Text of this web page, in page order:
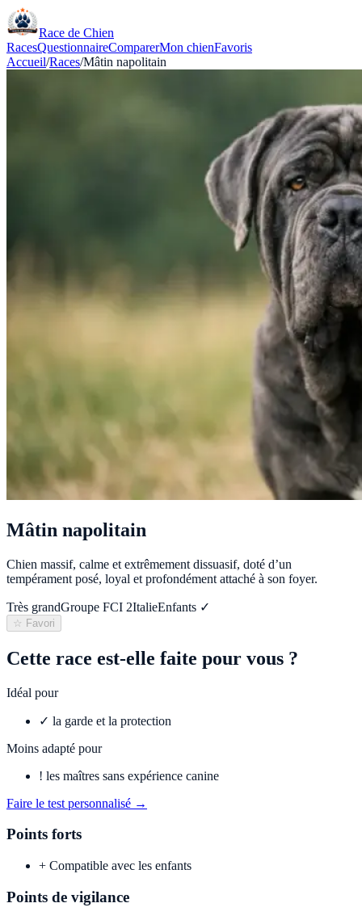
Race de Chien
RacesQuestionnaireComparerMon chienFavoris
Accueil/Races/Mâtin napolitain
Mâtin napolitain
Chien massif, calme et extrêmement dissuasif, doté d’un
tempérament posé, loyal et profondément attaché à son foyer.
Très grandGroupe FCI 2ItalieEnfants ✓
☆ Favori
Cette race est-elle faite pour vous ?
Idéal pour
✓ la garde et la protection
Moins adapté pour
! les maîtres sans expérience canine
Faire le test personnalisé →
Points forts
+ Compatible avec les enfants
Points de vigilance